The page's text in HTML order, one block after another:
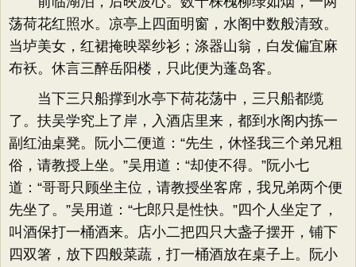
荡荷花红照水。凉亭上四面明窗，水阁中数般清致。
当垆美女，红裙掩映翠纱衫；涤器山翁，白发偏宜麻
布袄。休言三醉岳阳楼，只此便为蓬岛客。
当下三只船撑到水亭下荷花荡中，三只船都缆
了。扶吴学究上了岸，入酒店里来，都到水阁内拣一
副红油桌凳。阮小二便道：“先生，休怪我三个弟兄粗
俗，请教授上坐。”吴用道：“却使不得。”阮小七
道：“哥哥只顾坐主位，请教授坐客席，我兄弟两个便
先坐了。”吴用道：“七郎只是性快。”四个人坐定了，
叫酒保打一桶酒来。店小二把四只大盏子摆开，铺下
四双箸，放下四般菜蔬，打一桶酒放在桌子上。阮小